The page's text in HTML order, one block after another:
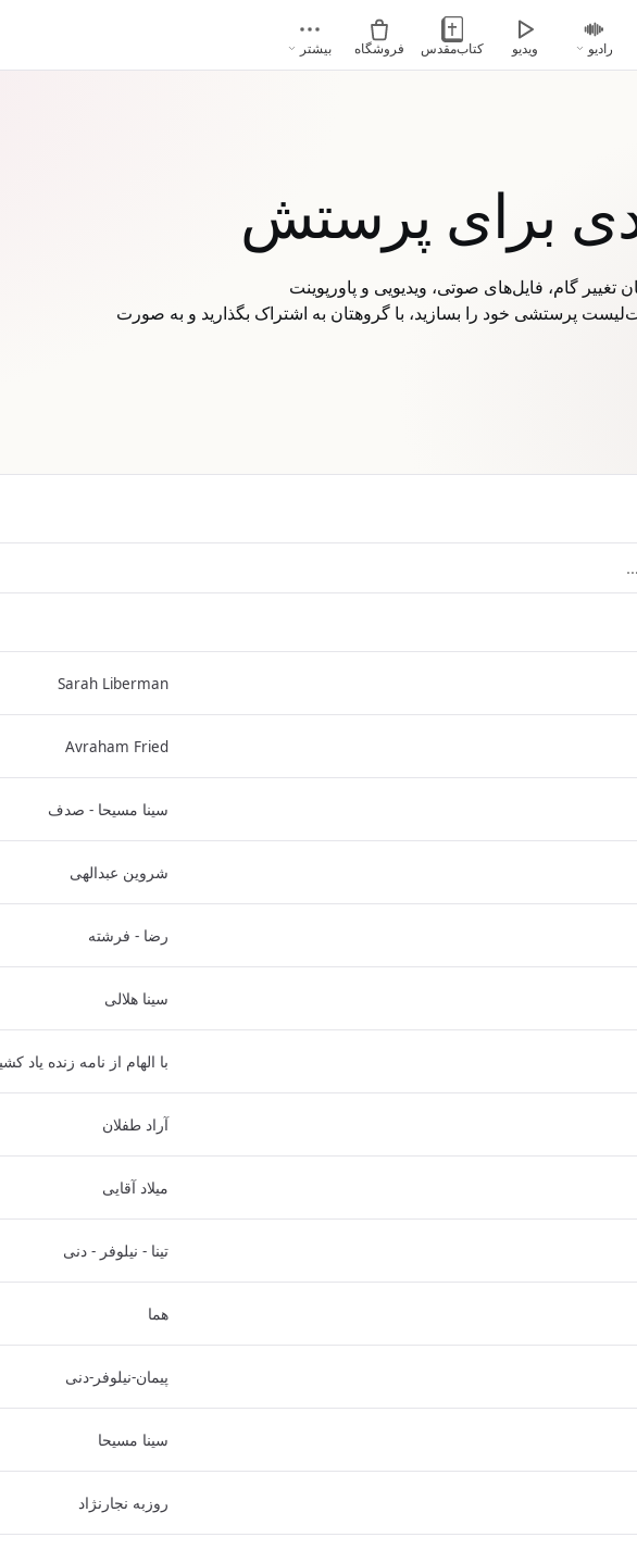
رادیو ویدیو کتاب‌مقدس فروشگاه بیشتر
برای پرستش
پرستشی خود را بسازید، با گروهتان به اشتراک بگذارید و به صورت
Sarah Liberman
Avraham Fried
سینا مسیحا - صدف
شروین عبدالهی
رضا - فرشته
سینا هلالی
با الهام از نامه زنده یاد
آراد طفلان
میلاد آقایی
تینا - نیلوفر - دنی
هما
پیمان-نیلوفر-دنی
سینا مسیحا
روزبه نجارنژاد